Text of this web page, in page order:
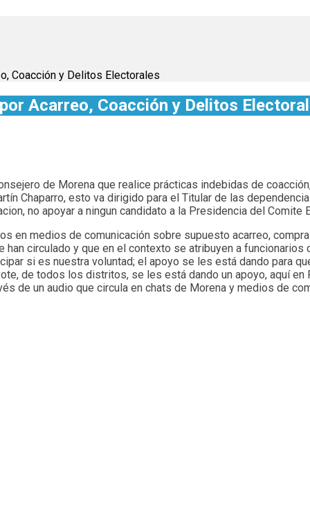
Coacción y Delitos Electorales
Acarreo, Coacción y Delitos
de Morena que realice prácticas indebidas de
Chaparro, esto va dirigido para el Titular de las
no apoyar a ningun candidato a la Presidencia del Comite
en medios de comunicación sobre supuesto acarreo,
han circulado y que en el contexto se atribuyen a
si es nuestra voluntad; el apoyo se les está dando para
de todos los distritos, se les está dando un apoyo, aquí
de un audio que circula en chats de Morena y medios de